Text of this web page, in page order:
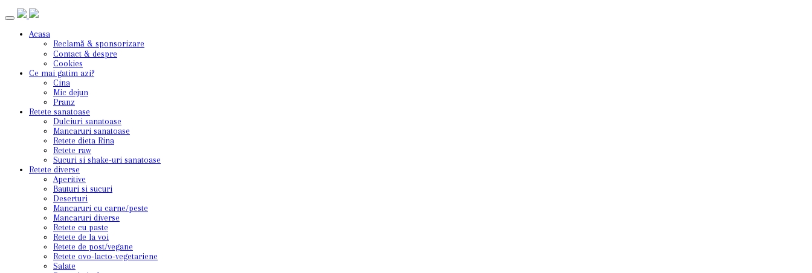
Acasa
Reclamă & sponsorizare
Contact & despre
Cookies
Ce mai gatim azi?
Cina
Mic dejun
Pranz
Retete sanatoase
Dulciuri sanatoase
Mancaruri sanatoase
Retete dieta Rina
Retete raw
Sucuri si shake-uri sanatoase
Retete diverse
Aperitive
Bauturi si sucuri
Deserturi
Mancaruri cu carne/peste
Mancaruri diverse
Retete cu paste
Retete de la voi
Retete de post/vegane
Retete ovo-lacto-vegetariene
Salate